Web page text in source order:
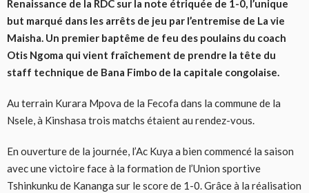
Renaissance de la RDC sur la note étriquée de 1-0, l’unique
but marqué dans les arrêts de jeu par l’entremise de La vie
Maisha. Un premier baptême de feu des poulains du coach
Otis Ngoma qui vient fraîchement de prendre la tête du
staff technique de Bana Fimbo de la capitale congolaise.
Au terrain Kurara Mpova de la Fecofa dans la commune de la
Nsele, à Kinshasa trois matchs étaient au rendez-vous.
En ouverture de la journée, l’Ac Kuya a bien commencé la saison
avec une victoire face à la formation de l’Union sportive
Tshinkunku de Kananga sur le score de 1-0. Grâce à la réalisation